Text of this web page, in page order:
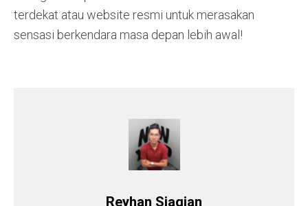
terdekat atau website resmi untuk merasakan
sensasi berkendara masa depan lebih awal!
Reyhan Siagian